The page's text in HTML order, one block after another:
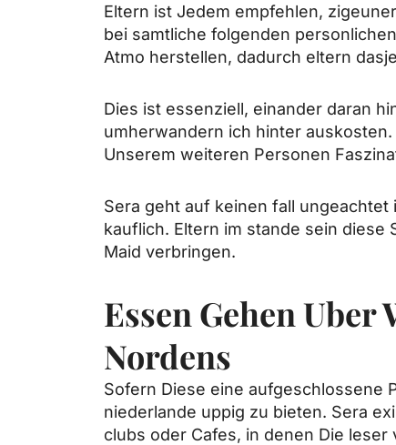
Eltern ist Jedem empfehlen,
bei samtliche folgenden
Atmo herstellen, dadurch eltern
Dies ist essenziell, einander daran
umherwandern ich hinter
Unserem weiteren Personen
Sera geht auf keinen fall
kauflich. Eltern im stande sein diese
Maid verbringen.
Essen Gehen
Nordens
Sofern Diese eine aufgeschlossene
niederlande uppig zu bieten. Sera
clubs oder Cafes, in denen Die